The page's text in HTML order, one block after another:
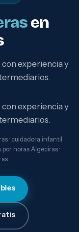
en
experiencia y
experiencia y
· cuidadora infantil
horas Algeciras ·